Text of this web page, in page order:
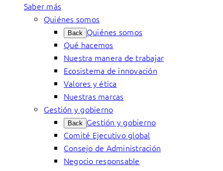
Saber más
Quiénes somos
Back Quiénes somos
Qué hacemos
Nuestra manera de trabajar
Ecosistema de innovación
Valores y ética
Nuestras marcas
Gestión y gobierno
Back Gestión y gobierno
Comité Ejecutivo global
Consejo de Administración
Negocio responsable